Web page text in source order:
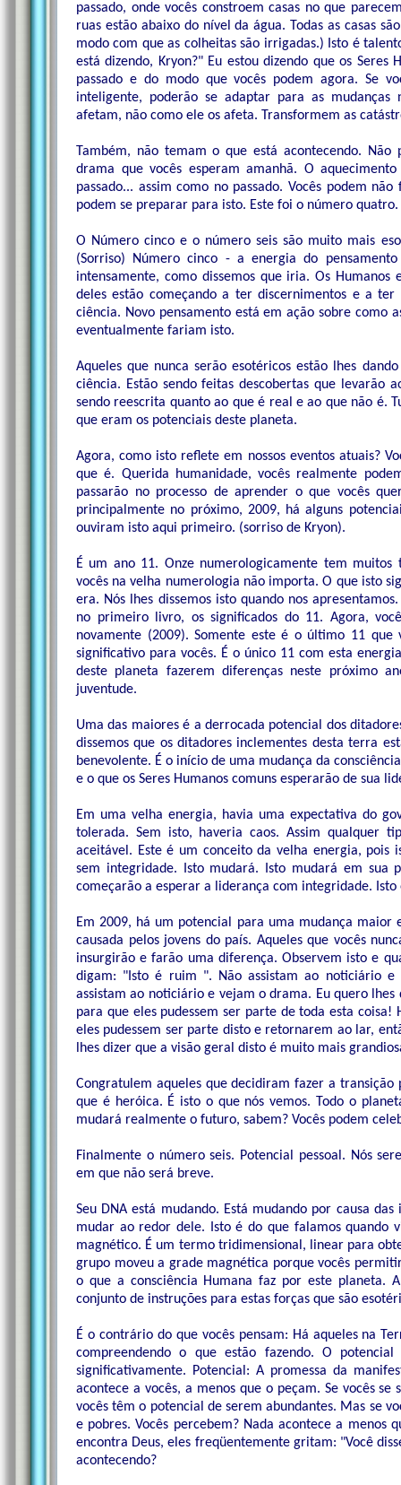
passado, onde vocês constroem casas no que
ruas estão abaixo do nível da água. Todas as casas
modo com que as colheitas são irrigadas.) Isto é
está dizendo, Kryon?" Eu estou dizendo que os
passado e do modo que vocês podem agora. Se
inteligente, poderão se adaptar para as mudanças
afetam, não como ele os afeta. Transformem as
Também, não temam o que está acontecendo.
drama que vocês esperam amanhã. O
passado... assim como no passado. Vocês podem
podem se preparar para isto. Este foi o número quatro.
O Número cinco e o número seis são muito mais
(Sorriso) Número cinco - a energia do
intensamente, como dissemos que iria. Os
deles estão começando a ter discernimentos e a
ciência. Novo pensamento está em ação sobre como
eventualmente fariam isto.
Aqueles que nunca serão esotéricos estão lhes
ciência. Estão sendo feitas descobertas que levarão
sendo reescrita quanto ao que é real e ao que não é.
que eram os potenciais deste planeta.
Agora, como isto reflete em nossos eventos atuais?
que é. Querida humanidade, vocês realmente
passarão no processo de aprender o que vocês
principalmente no próximo, 2009, há alguns
ouviram isto aqui primeiro. (sorriso de Kryon).
É um ano 11. Onze numerologicamente tem
vocês na velha numerologia não importa. O que isto
era. Nós lhes dissemos isto quando nos
no primeiro livro, os significados do 11. Agora,
novamente (2009). Somente este é o último 11
significativo para vocês. É o único 11 com esta
deste planeta fazerem diferenças neste próximo
juventude.
Uma das maiores é a derrocada potencial dos
dissemos que os ditadores inclementes desta terra
benevolente. É o início de uma mudança da
e o que os Seres Humanos comuns esperarão de sua
Em uma velha energia, havia uma expectativa do
tolerada. Sem isto, haveria caos. Assim qualquer
aceitável. Este é um conceito da velha energia, pois
sem integridade. Isto mudará. Isto mudará em sua
começarão a esperar a liderança com integridade. Isto
Em 2009, há um potencial para uma mudança
causada pelos jovens do país. Aqueles que vocês
insurgirão e farão uma diferença. Observem isto e
digam: "Isto é ruim ". Não assistam ao noticiário
assistam ao noticiário e vejam o drama. Eu quero
para que eles pudessem ser parte de toda esta
eles pudessem ser parte disto e retornarem ao lar,
lhes dizer que a visão geral disto é muito mais
Congratulem aqueles que decidiram fazer a
que é heróica. É isto o que nós vemos. Todo o
mudará realmente o futuro, sabem? Vocês podem
Finalmente o número seis. Potencial pessoal. Nós
em que não será breve.
Seu DNA está mudando. Está mudando por causa
mudar ao redor dele. Isto é do que falamos quando
magnético. É um termo tridimensional, linear para
grupo moveu a grade magnética porque vocês
o que a consciência Humana faz por este planeta.
conjunto de instruções para estas forças que são
É o contrário do que vocês pensam: Há aqueles na
compreendendo o que estão fazendo. O
significativamente. Potencial: A promessa da
acontece a vocês, a menos que o peçam. Se vocês
vocês têm o potencial de serem abundantes. Mas se
e pobres. Vocês percebem? Nada acontece a menos
encontra Deus, eles freqüentemente gritam: "Você
acontecendo?